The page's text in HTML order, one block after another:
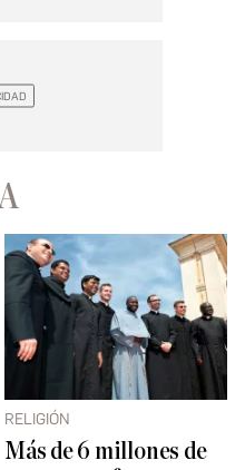
RELIGIÓN
Más de 6 millones de